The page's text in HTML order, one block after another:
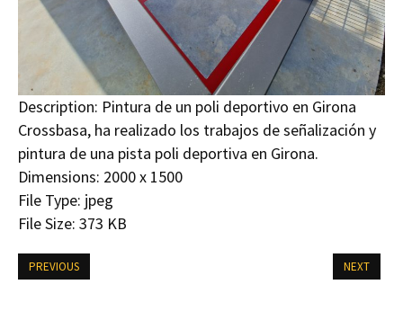
Description: Pintura de un poli deportivo en Girona
Crossbasa, ha realizado los trabajos de señalización y
pintura de una pista poli deportiva en Girona.
Dimensions: 2000 x 1500
File Type: jpeg
File Size: 373 KB
PREVIOUS NEXT